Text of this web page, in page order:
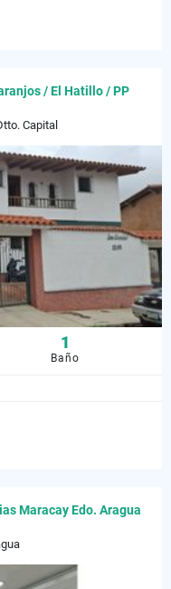
/ El Hatillo / PP
Capital
1
Baño
Maracay Edo. Aragua